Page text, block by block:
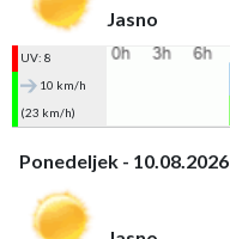
Jasno
UV: 8
10 km/h
(23 km/h)
Ponedeljek - 10.08.2026